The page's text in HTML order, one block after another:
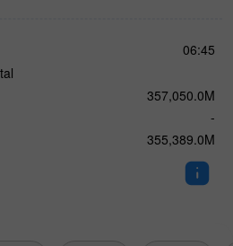
06:45
357,050.0M
-
355,389.0M